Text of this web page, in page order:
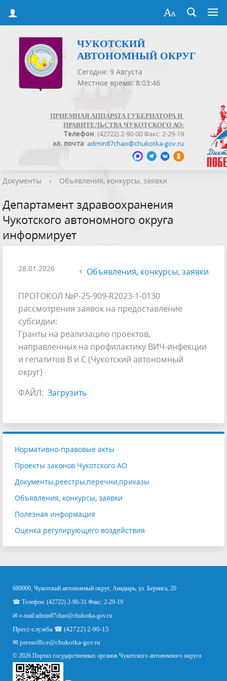
ЧУКОТСКИЙ
АВТОНОМНЫЙ ОКРУГ
Сегодня: 9 Августа
Местное время: 8:03:46
ПРИЕМНАЯ АППАРАТА ГУБЕРНАТОРА И
ПРАВИТЕЛЬСТВА ЧУКОТСКОГО АО:
Телефон: (42722) 2-90-00 Факс: 2-29-19
эл. почта:admin87chao@chukotka-gov.ru
Документы › Объявления, конкурсы, заявки
Департамент здравоохранения
Чукотского автономного округа
информирует
28.01.2026 Объявления, конкурсы, заявки
ПРОТОКОЛ №Р-25-909-R2023-1-0130
рассмотрения заявок на предоставление
субсидии:
Гранты на реализацию проектов,
направленных на профилактику ВИЧ-инфекции
и гепатитов B и C (Чукотский автономный
округ)
ФАЙЛ: Загрузить
Нормативно-правовые акты
Проекты законов Чукотского АО
Документы,реестры,перечни,приказы
Объявления, конкурсы, заявки
Полезная информация
Оценка регулирующего воздействия
689000, Чукотский автономный округ, Анадырь, ул. Беринга, 20
☎ Телефон: (42722) 2-90-31 Факс: 2-29-19
✉ e-mail:admin87chao@chukotka-gov.ru
Пресс-служба ☎ (42722) 2-90-15
✉ pressoffice@chukotka-gov.ru
© 2026 Портал государственных органов Чукотского автономного округа